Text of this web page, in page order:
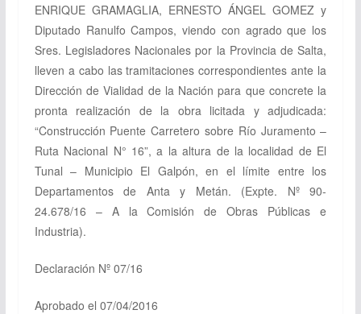
ENRIQUE GRAMAGLIA, ERNESTO ÁNGEL GOMEZ y
Diputado RanulfoCampos, viendo con agrado que los
Sres. Legisladores Nacionales por la Provincia de Salta,
lleven a cabo las tramitaciones correspondientes ante la
Dirección de Vialidad de la Nación para que concrete la
pronta realización de la obra licitada y adjudicada:
“Construcción Puente Carretero sobre Río Juramento –
Ruta Nacional N° 16”, a la altura de la localidad de El
Tunal – Municipio El Galpón, en el límite entre los
Departamentos de Anta y Metán. (Expte. Nº 90-
24.678/16 – A la Comisión de Obras Públicas e
Industria).
Declaración Nº 07/16
Aprobado el 07/04/2016